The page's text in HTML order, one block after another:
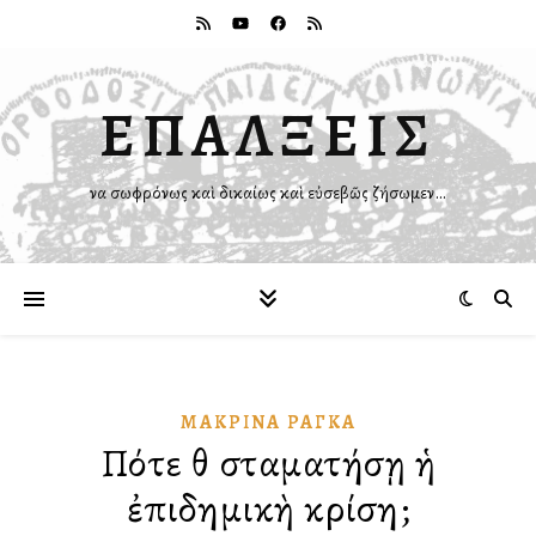
ΕΠΑΛΞΕΙΣ
Ἵνα σωφρόνως καὶ δικαίως καὶ εὐσεβῶς ζήσωμεν…
ΜΑΚΡΊΝΑ ΡΆΓΚΑ
Πότε θὰ σταματήσῃ ἡ
ἐπιδημικὴ κρίση;